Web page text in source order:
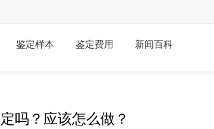
鉴定样本 鉴定费用 新闻百科
吗？应该怎么做？